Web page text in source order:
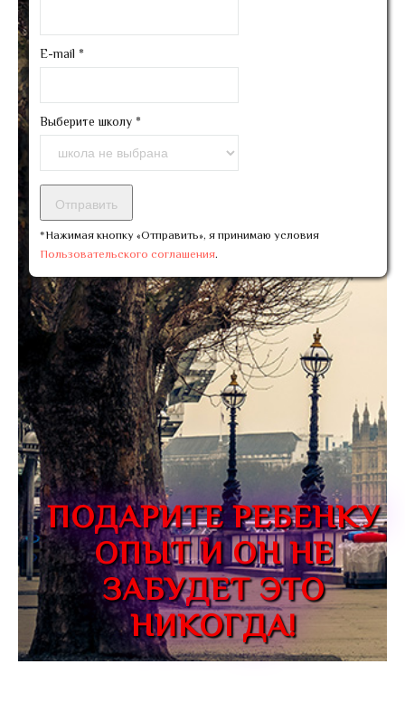
E-mail *
Выберите школу *
*Нажимая кнопку «Отправить», я принимаю условия
Пользовательского соглашения.
ПОДАРИТЕ РЕБЕНКУ
ОПЫТ И ОН НЕ
ЗАБУДЕТ ЭТО
НИКОГДА!